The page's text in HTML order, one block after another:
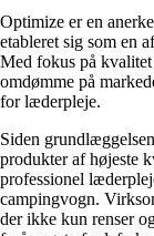
Optimize er en
etableret sig som en
Med fokus på
omdømme på
for læderpleje.
Siden
produkter af højeste
professionel
campingvogn.
der ikke kun renser